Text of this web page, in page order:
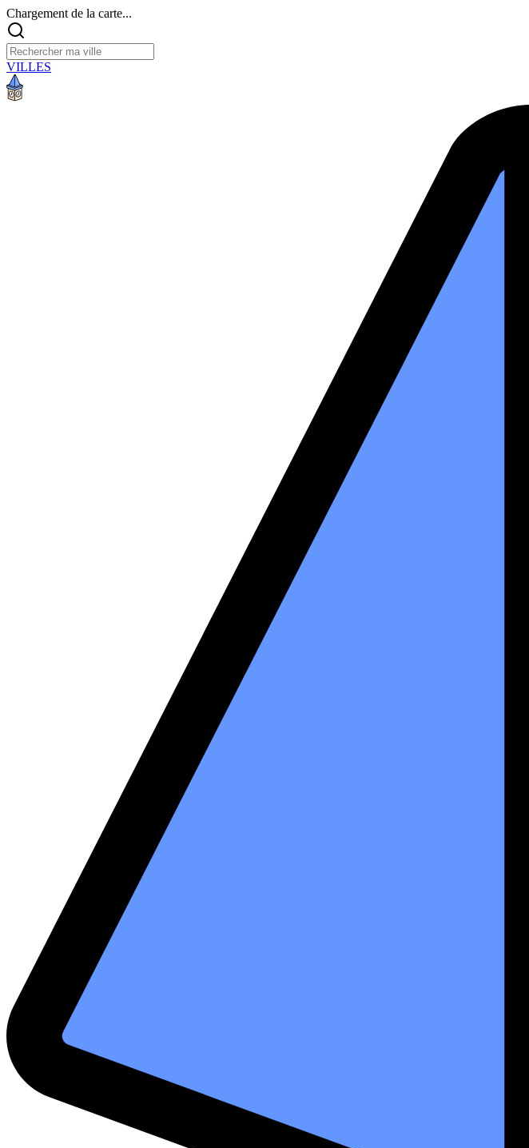
Chargement de la carte...
VILLES